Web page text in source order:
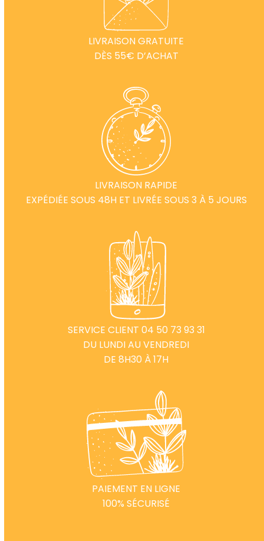
LIVRAISON GRATUITE
DÈS 55€ D’ACHAT
LIVRAISON RAPIDE
EXPÉDIÉE SOUS 48H ET LIVRÉE SOUS 3 À 5 JOURS
SERVICE CLIENT 04 50 73 93 31
DU LUNDI AU VENDREDI
DE 8H30 À 17H
PAIEMENT EN LIGNE
100% SÉCURISÉ